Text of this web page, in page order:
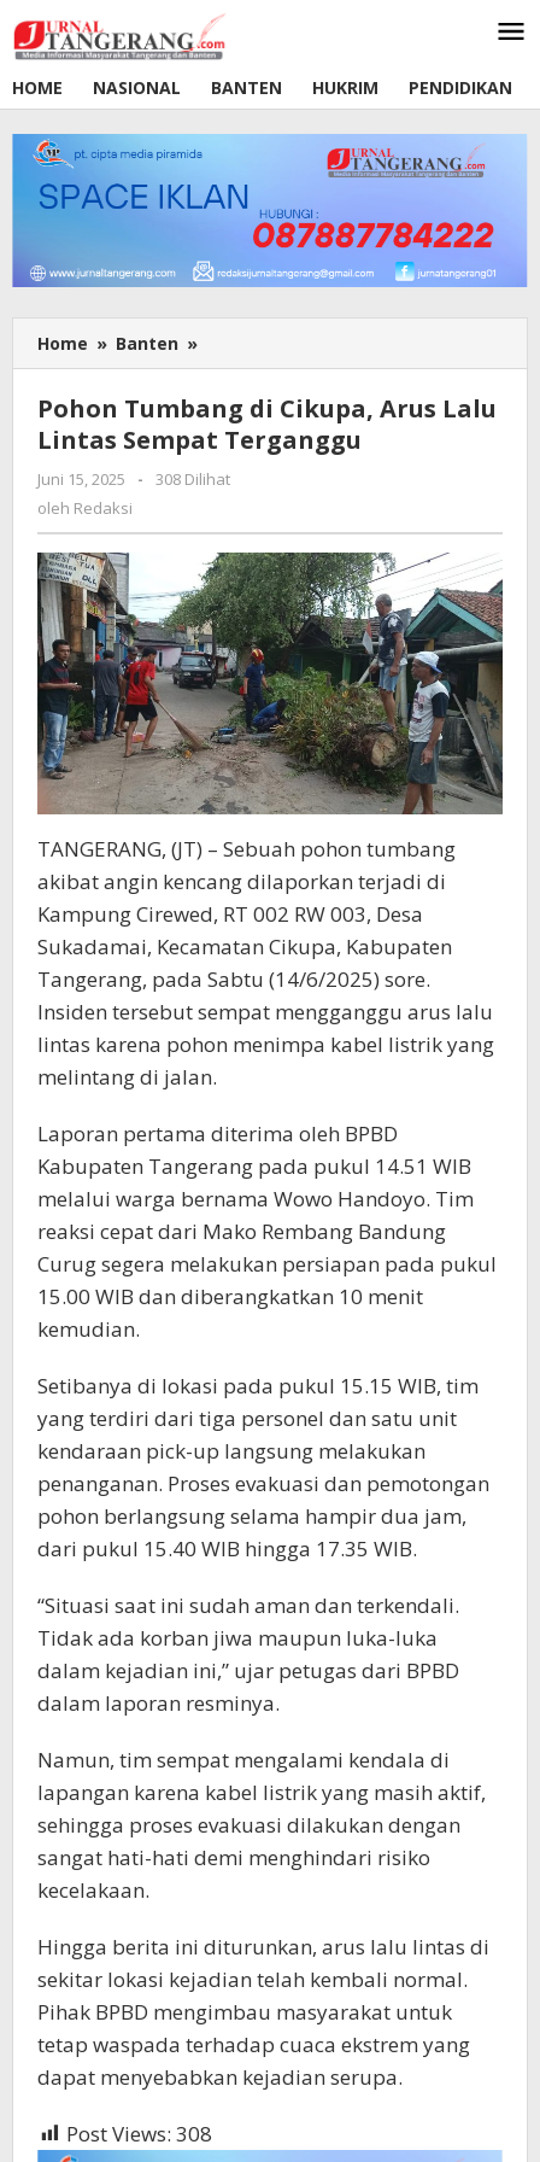
ke
konten
HOME
NASIONAL BANTEN HUKRIM PENDIDIKAN
Home » Banten »
Tumbang
Cikupa,
Arus
Lalu
Pohon Tumbang di Cikupa, Arus Lalu
Lintas Sempat Terganggu
Juni 15, 2025
oleh
-
308 Dilihat
oleh Redaksi
TANGERANG, (JT) – Sebuah pohon tumbang
akibat angin kencang dilaporkan terjadi di
Kampung Cirewed, RT 002 RW 003, Desa
Sukadamai, Kecamatan Cikupa, Kabupaten
Tangerang, pada Sabtu (14/6/2025) sore.
Insiden tersebut sempat mengganggu arus lalu
lintas karena pohon menimpa kabel listrik yang
melintang di jalan.
Laporan pertama diterima oleh BPBD
Kabupaten Tangerang pada pukul 14.51 WIB
melalui warga bernama Wowo Handoyo. Tim
reaksi cepat dari Mako Rembang Bandung
Curug segera melakukan persiapan pada pukul
15.00 WIB dan diberangkatkan 10 menit
kemudian.
Setibanya di lokasi pada pukul 15.15 WIB, tim
yang terdiri dari tiga personel dan satu unit
kendaraan pick-up langsung melakukan
penanganan. Proses evakuasi dan pemotongan
pohon berlangsung selama hampir dua jam,
dari pukul 15.40 WIB hingga 17.35 WIB.
“Situasi saat ini sudah aman dan terkendali.
Tidak ada korban jiwa maupun luka-luka
dalam kejadian ini,” ujar petugas dari BPBD
dalam laporan resminya.
Namun, tim sempat mengalami kendala di
lapangan karena kabel listrik yang masih aktif,
sehingga proses evakuasi dilakukan dengan
sangat hati-hati demi menghindari risiko
kecelakaan.
Hingga berita ini diturunkan, arus lalu lintas di
sekitar lokasi kejadian telah kembali normal.
Pihak BPBD mengimbau masyarakat untuk
tetap waspada terhadap cuaca ekstrem yang
dapat menyebabkan kejadian serupa.
Post Views: 308